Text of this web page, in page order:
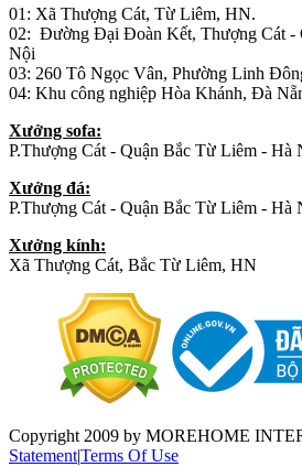
01: Xã Thượng Cát, Từ Liêm, HN.
02: Đường Đại Đoàn Kết, Thượng Cát -
Nội
03: 260 Tô Ngọc Vân, Phường Linh
04: Khu công nghiệp Hòa Khánh, Đà
Xưởng sofa:
P.Thượng Cát - Quận Bắc Từ Liêm - Hà
Xưởng đá:
P.Thượng Cát - Quận Bắc Từ Liêm - Hà
Xưởng kính:
Xã Thượng Cát, Bắc Từ Liêm, HN
Copyright 2009 by MOREHOME
Statement|Terms Of Use